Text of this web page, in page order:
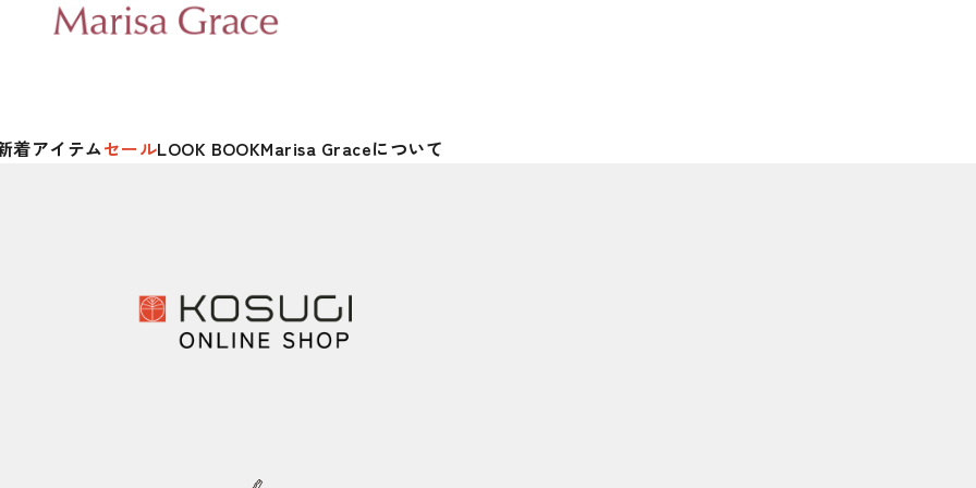
着アイテムセールLOOK BOOKMarisa Graceについて